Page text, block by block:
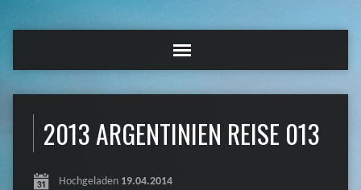
2013 ARGENTINIEN REISE 013
Hochgeladen 19.04.2014